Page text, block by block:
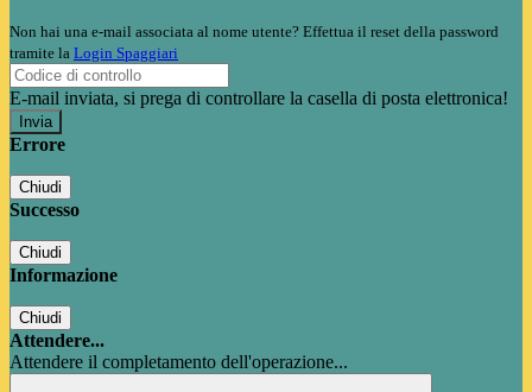
Non hai una e-mail associata al nome utente? Effettua il reset della password
tramite la Login Spaggiari
E-mail inviata, si prega di controllare la casella di posta elettronica!
Errore
Chiudi
Successo
Chiudi
Informazione
Chiudi
Attendere...
Attendere il completamento dell'operazione...